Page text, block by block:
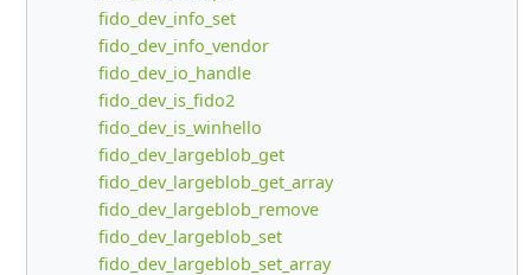
fido_dev_info_set
fido_dev_info_vendor
fido_dev_io_handle
fido_dev_is_fido2
fido_dev_is_winhello
fido_dev_largeblob_get
fido_dev_largeblob_get_array
fido_dev_largeblob_remove
fido_dev_largeblob_set
fido_dev_largeblob_set_array